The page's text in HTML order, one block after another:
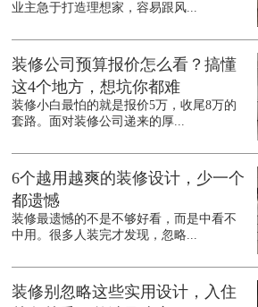
业主急于打造理想家，容易跟风...
装修公司预算报价怎么看？搞懂
这4个地方，想坑你都难
装修小白最怕的就是报价5万，收尾8万的
套路。面对装修公司递来的厚...
6个越用越爽的装修设计，少一个
都遗憾
装修最遗憾的不是不够好看，而是中看不
中用。很多人装完才发现，忽略...
装修别忽略这些实用设计，入住